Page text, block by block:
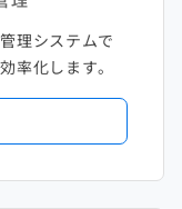
理システムで
率化します。